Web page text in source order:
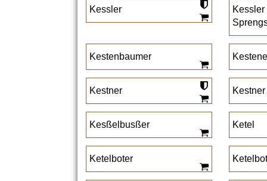
Kessler
Kessler
Kestenbaumer
Kestner Kestner
Kesßelbusßer Ketel
Ketelboter